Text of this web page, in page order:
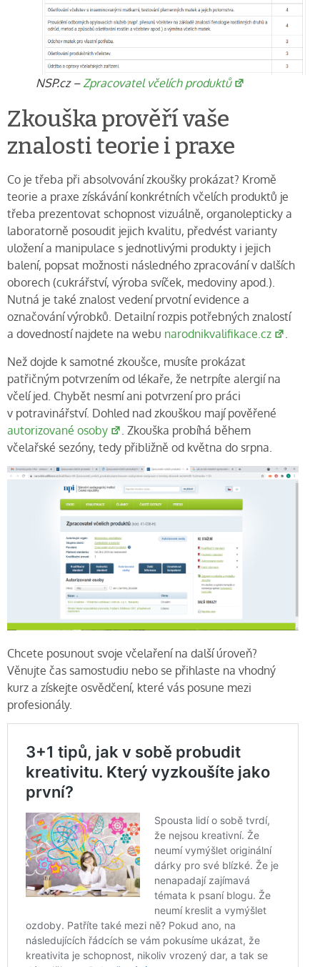
NSP.cz –Zpracovatel včelích produktů
Zkouška prověří vaše
znalosti teorie i praxe
Co je třeba při absolvování zkoušky prokázat? Kromě
teorie a praxe získávání konkrétních včelích produktů je
třeba prezentovat schopnost vizuálně, organolepticky a
laboratorně posoudit jejich kvalitu, předvést varianty
uložení a manipulace s jednotlivými produkty i jejich
balení, popsat možnosti následného zpracování v dalších
oborech (cukrářství, výroba svíček, medoviny apod.).
Nutná je také znalost vedení prvotní evidence a
označování výrobků. Detailní rozpis potřebných znalostí
a dovedností najdete na webu narodnikvalifikace.cz
.
Než dojde k samotné zkoušce, musíte prokázat
patřičným potvrzením od lékaře, že netrpíte alergií na
včelí jed. Chybět nesmí ani potvrzení pro práci
v potravinářství. Dohled nad zkouškou mají pověřené
autorizované osoby
. Zkouška probíhá během
včelařské sezóny, tedy přibližně od května do srpna.
Chcete posunout svoje včelaření na další úroveň?
Věnujte čas samostudiu nebo se přihlaste na vhodný
kurz a získejte osvědčení, které vás posune mezi
profesionály.